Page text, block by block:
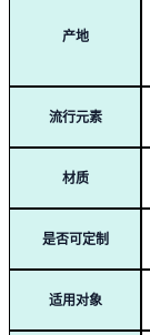
产地
流行元素
材质
是否可定制
适用对象